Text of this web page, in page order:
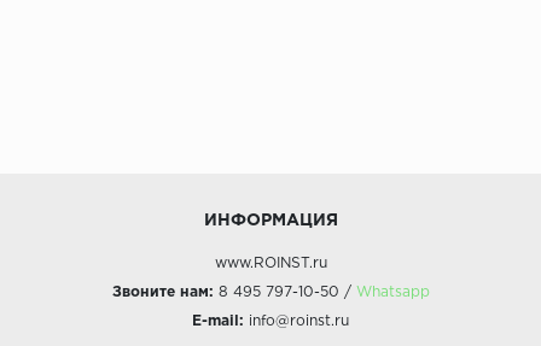
ИНФОРМАЦИЯ
www.ROINST.ru
Звоните нам: 8 495 797-10-50 / Whatsapp
E-mail: info@roinst.ru